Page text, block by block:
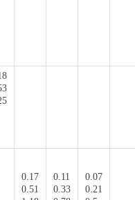
0.17
0.51
0.11
0.33
0.07
0.21